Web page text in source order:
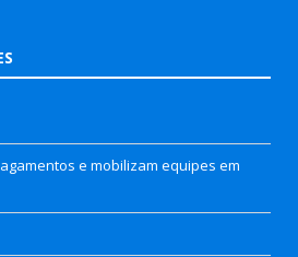
e mobilizam equipes em